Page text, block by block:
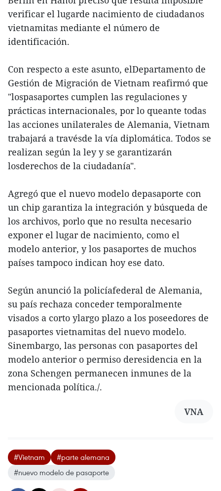
verificar el lugarde nacimiento de ciudadanos
vietnamitas mediante el número de
identificación.
Con respecto a este asunto, elDepartamento de
Gestión de Migración de Vietnam reafirmó que
"lospasaportes cumplen las regulaciones y
prácticas internacionales, por lo queante todas
las acciones unilaterales de Alemania, Vietnam
trabajará a travésde la vía diplomática. Todos se
realizan según la ley y se garantizarán
losderechos de la ciudadanía".
Agregó que el nuevo modelo depasaporte con
un chip garantiza la integración y búsqueda de
los archivos, porlo que no resulta necesario
exponer el lugar de nacimiento, como el
modelo anterior, y los pasaportes de muchos
países tampoco indican hoy ese dato.
Según anunció la policíafederal de Alemania,
su país rechaza conceder temporalmente
visados a corto ylargo plazo a los poseedores de
pasaportes vietnamitas del nuevo modelo.
Sinembargo, las personas con pasaportes del
modelo anterior o permiso deresidencia en la
zona Schengen permanecen inmunes de la
mencionada política./.
VNA
#Vietnam
#parte alemana
#nuevo modelo de pasaporte